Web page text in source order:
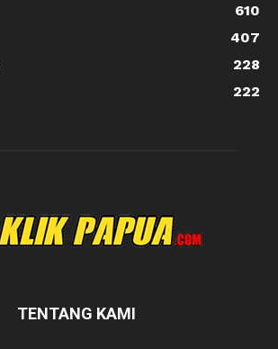
610
407
228
222
TENTANG KAMI